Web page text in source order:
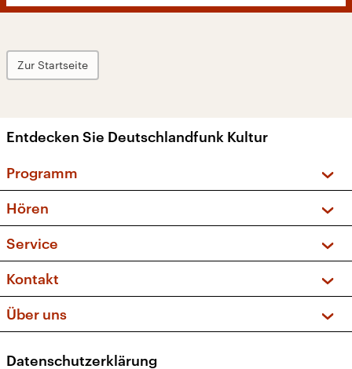
Zur Startseite
Entdecken Sie Deutschlandfunk Kultur
Programm
Sendungen und Podcasts
Musikliste
Kakadu – Das Kinderprogramm
Hören
Frequenzen (UKW + DAB+)
Service
FAQ
Apps
Newsletter
Kontakt
Social Media
Über uns
Datenschutzerklärung